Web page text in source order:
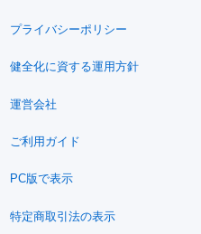
プライバシーポリシー
健全化に資する運用方針
運営会社
ご利用ガイド
PC版で表示
特定商取引法の表示